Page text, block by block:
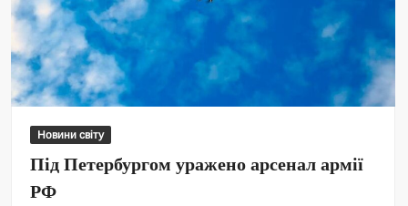
Новини світу
Під Петербургом уражено арсенал армії
РФ